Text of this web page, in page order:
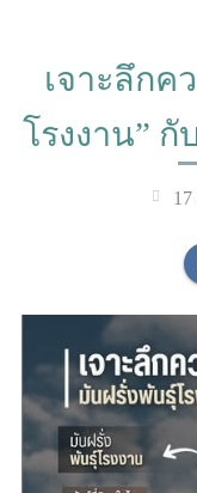
เจาะลึกค
โรงงาน”
17